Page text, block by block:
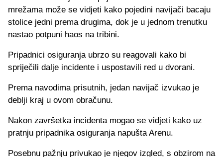
mrežama može se vidjeti kako pojedini navijači bacaju
stolice jedni prema drugima, dok je u jednom trenutku
nastao potpuni haos na tribini.
Pripadnici osiguranja ubrzo su reagovali kako bi
spriječili dalje incidente i uspostavili red u dvorani.
Prema navodima prisutnih, jedan navijač izvukao je
deblji kraj u ovom obračunu.
Nakon završetka incidenta mogao se vidjeti kako uz
pratnju pripadnika osiguranja napušta Arenu.
Posebnu pažnju privukao je njegov izgled, s obzirom na